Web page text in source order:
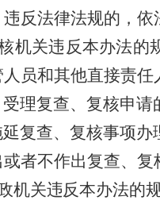
反法律法规的，依
机关违反本办法的
员和其他直接责
受理复查、复核申请
延复查、复核事项办
或者不作出复查、
机关违反本办法的